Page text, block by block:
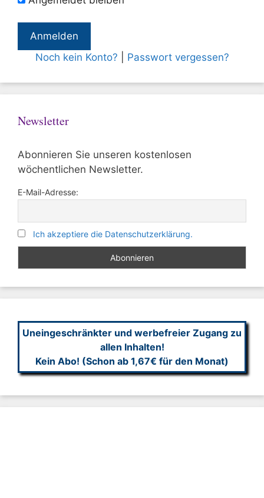
Noch kein Konto? Passwort vergessen?
Newsletter
Abonnieren Sie unseren kostenlosen
wöchentlichen Newsletter.
E-Mail-Adresse:
Ich akzeptiere die Datenschutzerklärung.
Uneingeschränkter und werbefreier Zugang zu
allen Inhalten!
Kein Abo! (Schon ab 1,67€ für den Monat)